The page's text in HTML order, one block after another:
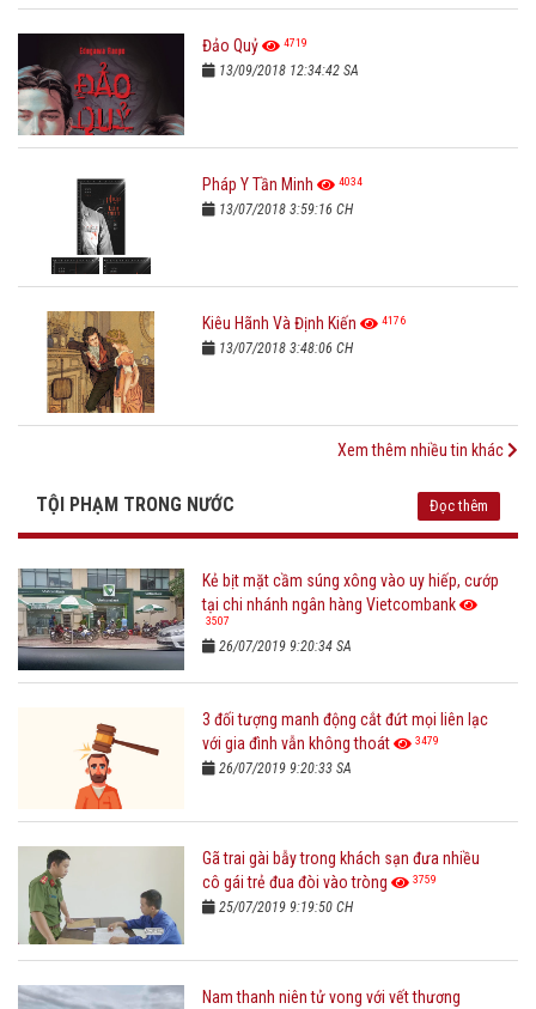
Đảo Quỷ 4719
13/09/2018 12:34:42 SA
Pháp Y Tần Minh 4034
13/07/2018 3:59:16 CH
Kiêu Hãnh Và Định Kiến 4176
13/07/2018 3:48:06 CH
Xem thêm nhiều tin khác
TỘI PHẠM TRONG NƯỚC Đọc thêm
Kẻ bịt mặt cầm súng xông vào uy hiếp, cướp
tại chi nhánh ngân hàng Vietcombank
3507
26/07/2019 9:20:34 SA
3 đối tượng manh động cắt đứt mọi liên lạc
với gia đình vẫn không thoát
3479
26/07/2019 9:20:33 SA
Gã trai gài bẫy trong khách sạn đưa nhiều
cô gái trẻ đua đòi vào tròng
3759
25/07/2019 9:19:50 CH
Nam thanh niên tử vong với vết thương